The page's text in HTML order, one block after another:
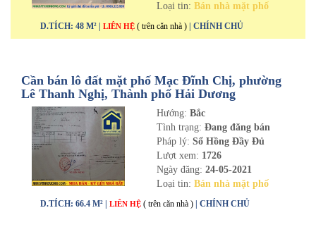
Loại tin: Bán nhà mặt phố
D.TÍCH: 48 M² | LIÊN HỆ ( trên căn nhà ) | CHÍNH CHỦ
Cần bán lô đất mặt phố Mạc Đĩnh Chị, phường
Lê Thanh Nghị, Thành phố Hải Dương
Hướng: Bắc
Tình trạng: Đang đăng bán
Pháp lý: Sổ Hồng Đầy Đủ
Lượt xem: 1726
Ngày đăng: 24-05-2021
Loại tin: Bán nhà mặt phố
D.TÍCH: 66.4 M² | LIÊN HỆ ( trên căn nhà ) | CHÍNH CHỦ